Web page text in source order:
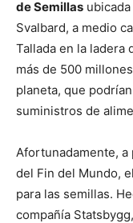
de Semillas
Svalbard, a medio
Tallada en la ladera
más de 500
planeta, que
suministros de
Afortunadamente, a
del Fin del Mundo,
para las semillas.
compañía